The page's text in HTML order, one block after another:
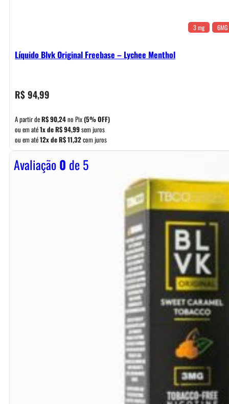
3 mg 6MG
Líquido Blvk Original Freebase – Lychee Menthol
R$94,99
A partir deR$90,24no Pix(5% OFF)
ou em até1x deR$94,99sem juros
ou em até12x deR$11,32com juros
Avaliação0 de 5